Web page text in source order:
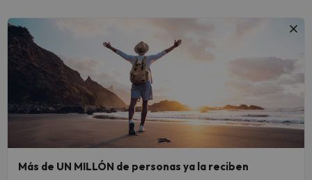
Más de UN MILLÓN de personas ya la reciben